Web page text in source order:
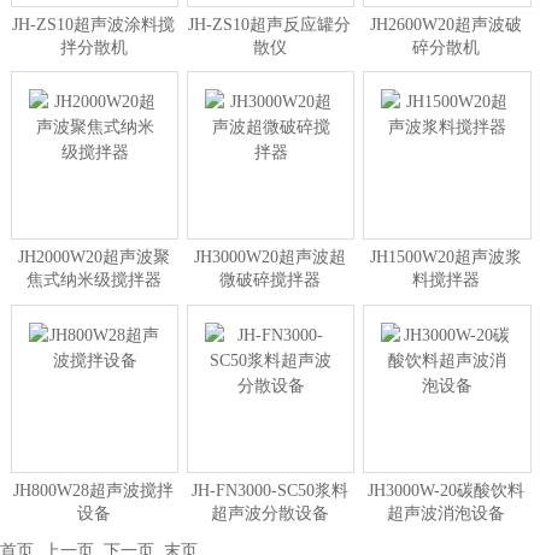
JH-ZS10超声波涂料搅
拌分散机
JH-ZS10超声反应罐分
散仪
JH2600W20超声波破
碎分散机
JH2000W20超声波聚
焦式纳米级搅拌器
JH3000W20超声波超
微破碎搅拌器
JH1500W20超声波浆
料搅拌器
JH800W28超声波搅拌
设备
JH-FN3000-SC50浆料
超声波分散设备
JH3000W-20碳酸饮料
超声波消泡设备
首页 上一页 下一页 末页